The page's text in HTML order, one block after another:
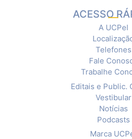
ACESSO
A UCPel
Telefones
Fale
Trabalhe
Editais e Public.
Vestibular
Notícias
Podcasts
Marca